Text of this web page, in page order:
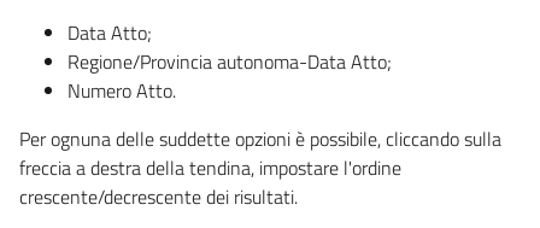
Data Atto;
Regione/Provincia autonoma-Data Atto;
Numero Atto.
Per ognuna delle suddette opzioni è possibile, cliccando sulla
freccia a destra della tendina, impostare l'ordine
crescente/decrescente dei risultati.